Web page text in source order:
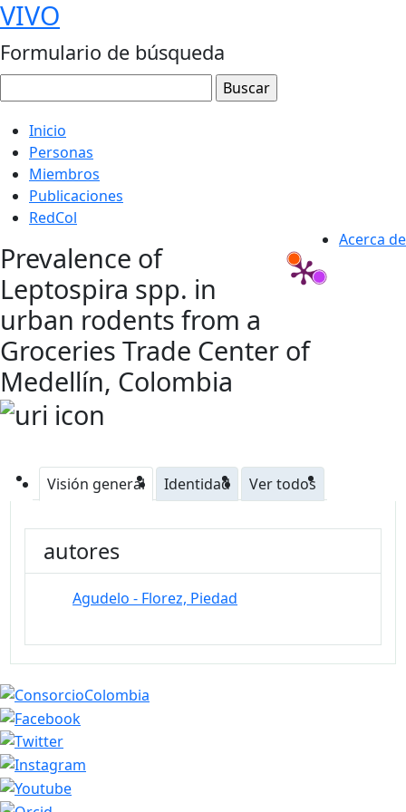
VIVO
Formulario de búsqueda
Inicio
Personas
Miembros
Publicaciones
RedCol
Acerca de
Prevalence of
Leptospira spp. in
urban rodents from a
Groceries Trade Center of
Medellín, Colombia
Visión general Identidad Ver todos
autores
Agudelo - Florez, Piedad